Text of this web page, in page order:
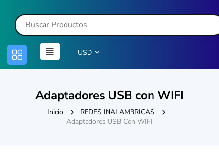
USD
Adaptadores USB con WIFI
Inicio
REDES INALAMBRICAS
Adaptadores USB Con WIFI